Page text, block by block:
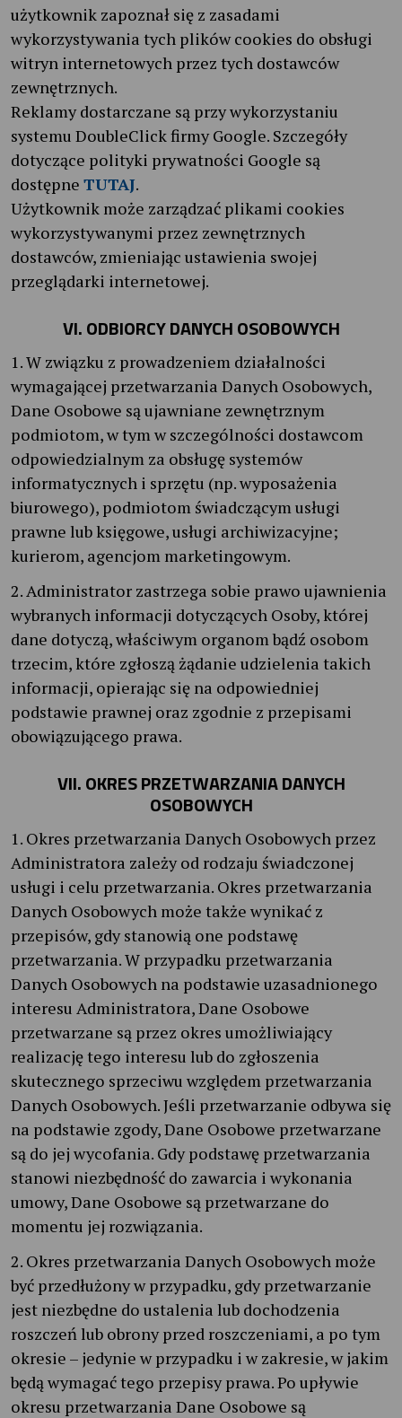
użytkownik zapoznał się z zasadami
wykorzystywania tych plików cookies do obsługi
witryn internetowych przez tych dostawców
zewnętrznych.
Reklamy dostarczane są przy wykorzystaniu
systemu DoubleClick firmy Google. Szczegóły
dotyczące polityki prywatności Google są
dostępne TUTAJ.
Użytkownik może zarządzać plikami cookies
wykorzystywanymi przez zewnętrznych
dostawców, zmieniając ustawienia swojej
przeglądarki internetowej.
VI. ODBIORCY DANYCH OSOBOWYCH
1. W związku z prowadzeniem działalności
wymagającej przetwarzania Danych Osobowych,
Dane Osobowe są ujawniane zewnętrznym
podmiotom, w tym w szczególności dostawcom
odpowiedzialnym za obsługę systemów
informatycznych i sprzętu (np. wyposażenia
biurowego), podmiotom świadczącym usługi
prawne lub księgowe, usługi archiwizacyjne;
kurierom, agencjom marketingowym.
2. Administrator zastrzega sobie prawo ujawnienia
wybranych informacji dotyczących Osoby, której
dane dotyczą, właściwym organom bądź osobom
trzecim, które zgłoszą żądanie udzielenia takich
informacji, opierając się na odpowiedniej
podstawie prawnej oraz zgodnie z przepisami
obowiązującego prawa.
VII. OKRES PRZETWARZANIA DANYCH
OSOBOWYCH
1. Okres przetwarzania Danych Osobowych przez
Administratora zależy od rodzaju świadczonej
usługi i celu przetwarzania. Okres przetwarzania
Danych Osobowych może także wynikać z
przepisów, gdy stanowią one podstawę
przetwarzania. W przypadku przetwarzania
Danych Osobowych na podstawie uzasadnionego
interesu Administratora, Dane Osobowe
przetwarzane są przez okres umożliwiający
realizację tego interesu lub do zgłoszenia
skutecznego sprzeciwu względem przetwarzania
Danych Osobowych. Jeśli przetwarzanie odbywa się
na podstawie zgody, Dane Osobowe przetwarzane
są do jej wycofania. Gdy podstawę przetwarzania
stanowi niezbędność do zawarcia i wykonania
umowy, Dane Osobowe są przetwarzane do
momentu jej rozwiązania.
2. Okres przetwarzania Danych Osobowych może
być przedłużony w przypadku, gdy przetwarzanie
jest niezbędne do ustalenia lub dochodzenia
roszczeń lub obrony przed roszczeniami, a po tym
okresie – jedynie w przypadku i w zakresie, w jakim
będą wymagać tego przepisy prawa. Po upływie
okresu przetwarzania Dane Osobowe są